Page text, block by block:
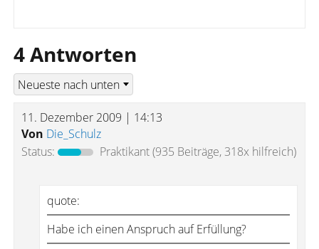
4 Antworten
11. Dezember 2009 | 14:13
Von Die_Schulz
Status:
Praktikant(935 Beiträge, 318x hilfreich)
quote:
Habe ich einen Anspruch auf Erfüllung?